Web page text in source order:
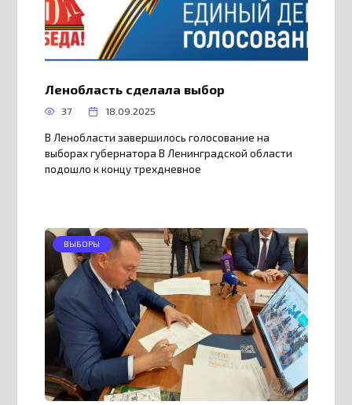
Ленобласть сделала выбор
37 18.09.2025
В Ленобласти завершилось голосование на
выборах губернатора В Ленинградской области
подошло к концу трехдневное
ВЫБОРЫ